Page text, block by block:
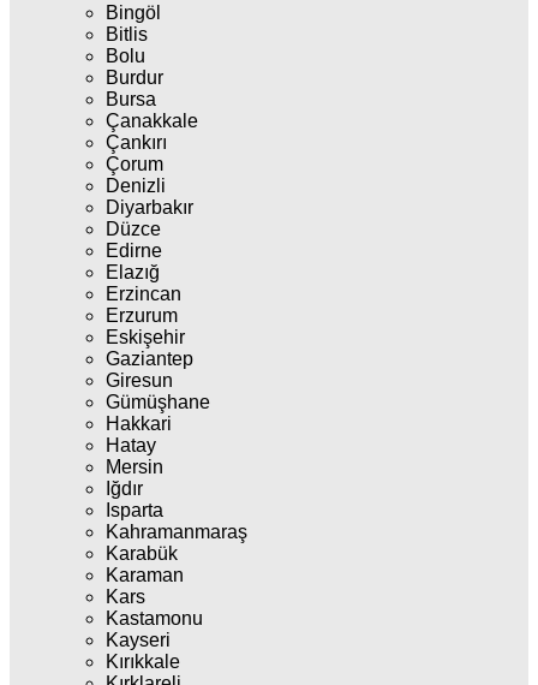
Bingöl
Bitlis
Bolu
Burdur
Bursa
Çanakkale
Çankırı
Çorum
Denizli
Diyarbakır
Düzce
Edirne
Elazığ
Erzincan
Erzurum
Eskişehir
Gaziantep
Giresun
Gümüşhane
Hakkari
Hatay
Mersin
Iğdır
Isparta
Kahramanmaraş
Karabük
Karaman
Kars
Kastamonu
Kayseri
Kırıkkale